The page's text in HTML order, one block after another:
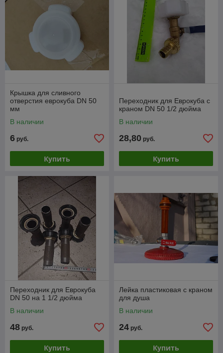
Крышка для сливного
отверстия еврокуба DN 50
мм
В наличии
6 руб.
Купить
Переходник для Еврокуба с
краном DN 50 1/2 дюйма
В наличии
28,80 руб.
Купить
Переходник для Еврокуба
DN 50 на 1 1/2 дюйма
В наличии
48 руб.
Купить
Лейка пластиковая с краном
для душа
В наличии
24 руб.
Купить